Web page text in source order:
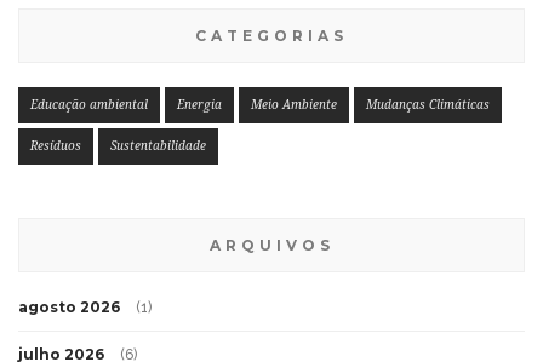
CATEGORIAS
Educação ambiental Energia Meio Ambiente Mudanças Climáticas
Resíduos Sustentabilidade
ARQUIVOS
agosto 2026 (1)
julho 2026 (6)